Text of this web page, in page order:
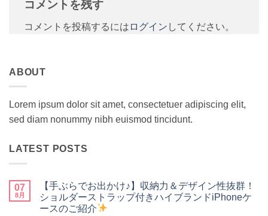
コメントを残す
コメントを投稿するには ログイン してください。
ABOUT
Lorem ipsum dolor sit amet, consectetuer adipiscing elit,
sed diam nonummy nibh euismod tincidunt.
LATEST POSTS
07
8月
【手ぶらでお出かけ♪】収納力＆デザイン性抜群！
ショルダーストラップ付きハイブランドiPhoneケ
ースのご紹介